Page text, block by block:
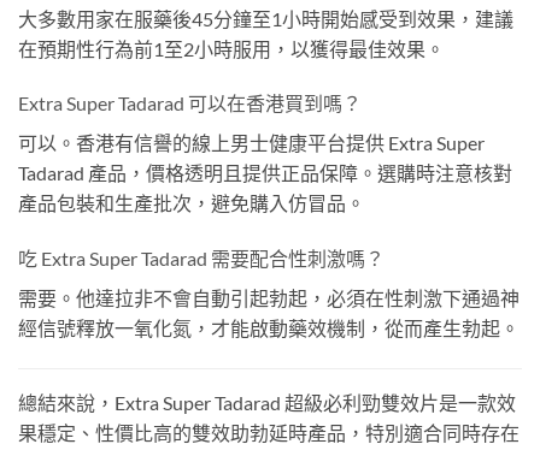
大多數用家在服藥後45分鐘至1小時開始感受到效果，建議
在預期性行為前1至2小時服用，以獲得最佳效果。
Extra Super Tadarad 可以在香港買到嗎？
可以。香港有信譽的線上男士健康平台提供 Extra Super
Tadarad 產品，價格透明且提供正品保障。選購時注意核對
產品包裝和生產批次，避免購入仿冒品。
吃 Extra Super Tadarad 需要配合性刺激嗎？
需要。他達拉非不會自動引起勃起，必須在性刺激下通過神
經信號釋放一氧化氮，才能啟動藥效機制，從而產生勃起。
總結來說，Extra Super Tadarad 超級必利勁雙效片是一款效
果穩定、性價比高的雙效助勃延時產品，特別適合同時存在